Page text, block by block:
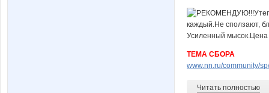
ТЕМА СБОРА
www.nn.ru/community/
Читать полностью